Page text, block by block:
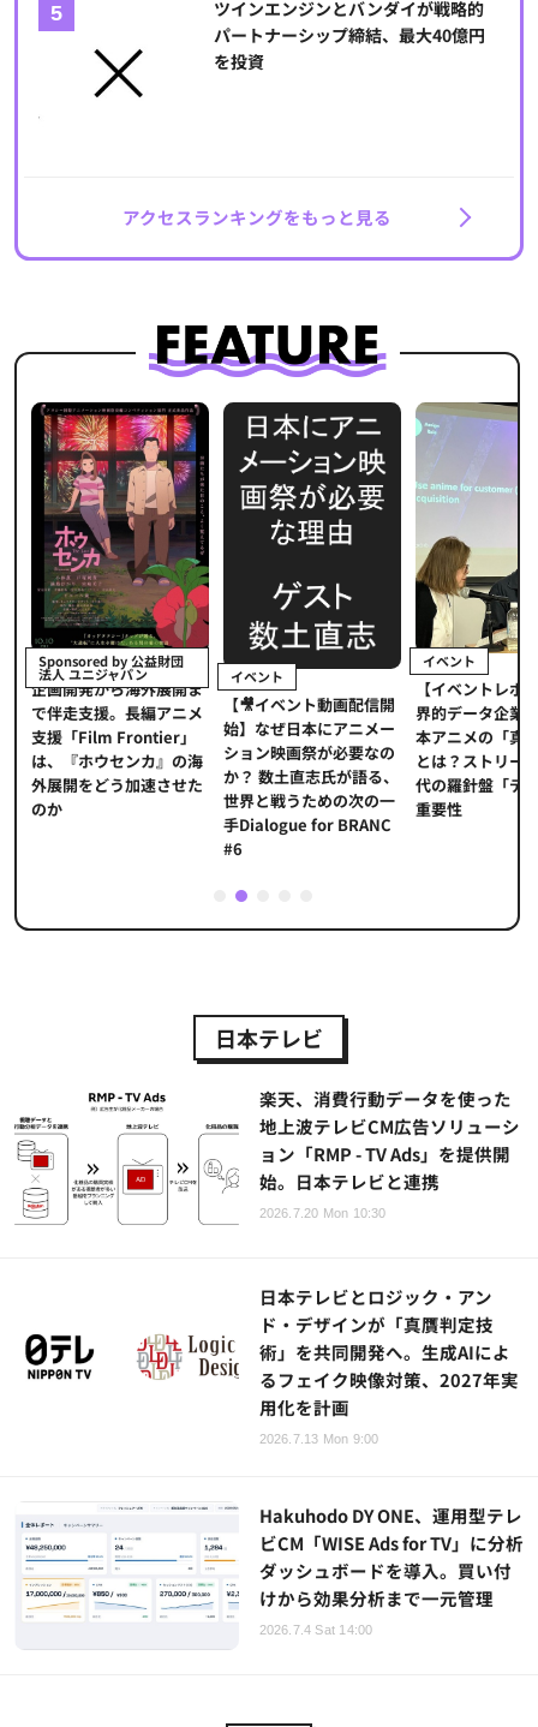
ツインエンジンとバンダイが戦略的
パートナーシップ締結、最大40億円
を投資
アクセスランキングをもっと見る
Sponsored by 公益財団
法人 ユニジャパン
企画開発から海外展開ま
で伴走支援。長編アニメ
支援「Film Frontier」
は、『ホウセンカ』の海
外展開をどう加速させた
のか
イベント
【🎥イベント動画配信開
始】なぜ日本にアニメー
ション映画祭が必要なの
か？ 数土直志氏が語る、
世界と戦うための次の一
手Dialogue for BRANC
#6
イベント
【イベントレポ
界的データ企業
本アニメの「真
とは？ストリー
代の羅針盤「デ
重要性
2
日本テレビ
楽天、消費行動データを使った
地上波テレビCM広告ソリューシ
ョン「RMP - TV Ads」を提供開
始。日本テレビと連携
2026.7.20 Mon 10:30
日本テレビとロジック・アン
ド・デザインが「真贋判定技
術」を共同開発へ。生成AIによ
るフェイク映像対策、2027年実
用化を計画
2026.7.13 Mon 9:00
Hakuhodo DY ONE、運用型テレ
ビCM「WISE Ads for TV」に分析
ダッシュボードを導入。買い付
けから効果分析まで一元管理
2026.7.4 Sat 14:00